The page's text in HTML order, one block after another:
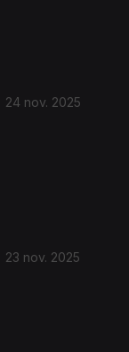
24 nov. 2025
23 nov. 2025